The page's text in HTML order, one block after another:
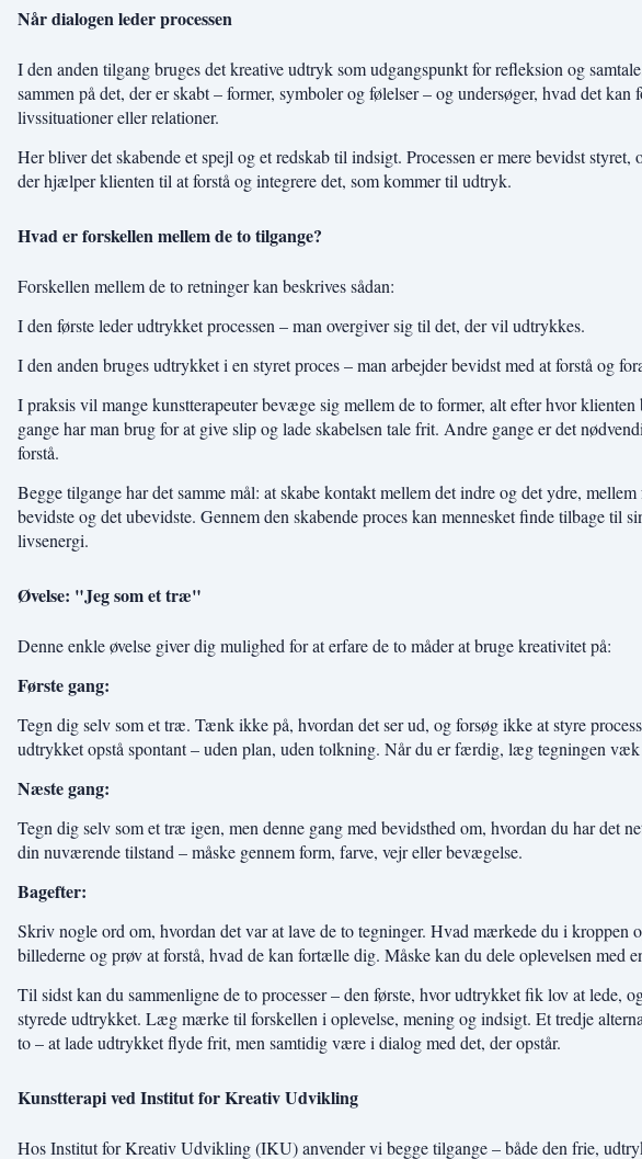
Når dialogen leder processen
I den anden tilgang bruges det kreative udtryk som udgangspunkt for refleksion og
sammen på det, der er skabt – former, symboler og følelser – og undersøger, hvad det kan
livssituationer eller relationer.
Her bliver det skabende et spejl og et redskab til indsigt. Processen er mere bevidst styret,
der hjælper klienten til at forstå og integrere det, som kommer til udtryk.
Hvad er forskellen mellem de to tilgange?
Forskellen mellem de to retninger kan beskrives sådan:
I den første leder udtrykket processen – man overgiver sig til det, der vil udtrykkes.
I den anden bruges udtrykket i en styret proces – man arbejder bevidst med at forstå og
I praksis vil mange kunstterapeuter bevæge sig mellem de to former, alt efter hvor
gange har man brug for at give slip og lade skabelsen tale frit. Andre gange er det
forstå.
Begge tilgange har det samme mål: at skabe kontakt mellem det indre og det ydre,
bevidste og det ubevidste. Gennem den skabende proces kan mennesket finde tilbage til
livsenergi.
Øvelse: "Jeg som et træ"
Denne enkle øvelse giver dig mulighed for at erfare de to måder at bruge kreativitet på:
Første gang:
Tegn dig selv som et træ. Tænk ikke på, hvordan det ser ud, og forsøg ikke at styre
udtrykket opstå spontant – uden plan, uden tolkning. Når du er færdig, læg tegningen væk
Næste gang:
Tegn dig selv som et træ igen, men denne gang med bevidsthed om, hvordan du har det
din nuværende tilstand – måske gennem form, farve, vejr eller bevægelse.
Bagefter:
Skriv nogle ord om, hvordan det var at lave de to tegninger. Hvad mærkede du i kroppen
billederne og prøv at forstå, hvad de kan fortælle dig. Måske kan du dele oplevelsen med
Til sidst kan du sammenligne de to processer – den første, hvor udtrykket fik lov at lede,
styrede udtrykket. Læg mærke til forskellen i oplevelse, mening og indsigt. Et tredje
to – at lade udtrykket flyde frit, men samtidig være i dialog med det, der opstår.
Kunstterapi ved Institut for Kreativ Udvikling
Hos Institut for Kreativ Udvikling (IKU) anvender vi begge tilgange – både den frie,